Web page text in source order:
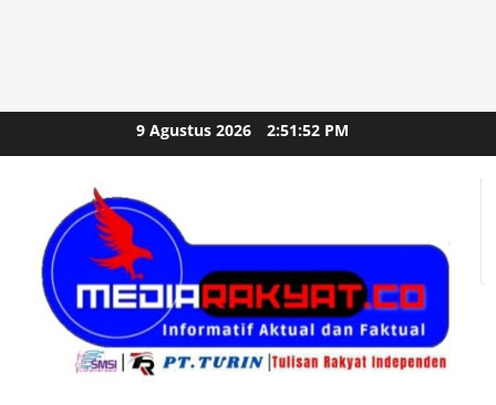
to
9 Agustus 2026 2:51:54 PM